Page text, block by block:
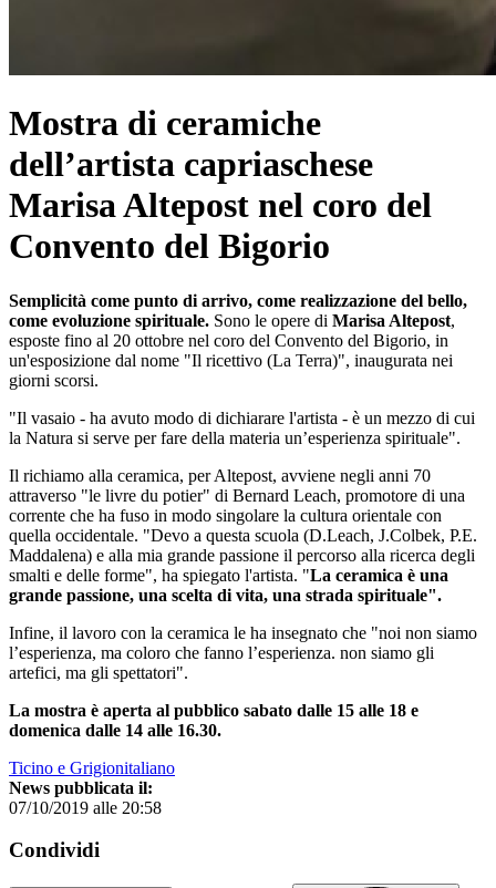
Mostra di ceramiche
dell’artista capriaschese
Marisa Altepost nel coro del
Convento del Bigorio
Semplicità come punto di arrivo, come realizzazione del bello,
come evoluzione spirituale. Sono le opere di Marisa Altepost,
esposte fino al 20 ottobre nel coro del Convento del Bigorio, in
un'esposizione dal nome "Il ricettivo (La Terra)", inaugurata nei
giorni scorsi.
"Il vasaio - ha avuto modo di dichiarare l'artista - è un mezzo di cui
la Natura si serve per fare della materia un’esperienza spirituale".
Il richiamo alla ceramica, per Altepost, avviene negli anni 70
attraverso "le livre du potier" di Bernard Leach, promotore di una
corrente che ha fuso in modo singolare la cultura orientale con
quella occidentale. "Devo a questa scuola (D.Leach, J.Colbek, P.E.
Maddalena) e alla mia grande passione il percorso alla ricerca degli
smalti e delle forme", ha spiegato l'artista. "La ceramica è una
grande passione, una scelta di vita, una strada spirituale".
Infine, il lavoro con la ceramica le ha insegnato che "noi non siamo
l’esperienza, ma coloro che fanno l’esperienza. non siamo gli
artefici, ma gli spettatori".
La mostra è aperta al pubblico sabato dalle 15 alle 18 e
domenica dalle 14 alle 16.30.
Ticino e Grigionitaliano
News pubblicata il:
07/10/2019 alle 20:58
Condividi